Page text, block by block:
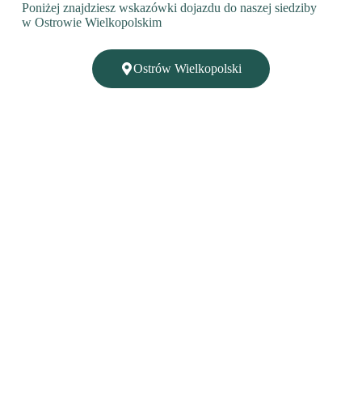
Poniżej znajdziesz wskazówki dojazdu do naszej siedziby
w Ostrowie Wielkopolskim
Ostrów Wielkopolski